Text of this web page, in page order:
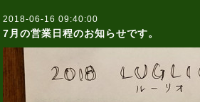
2018-06-16 09:40:00
7月の営業日程のお知らせです。